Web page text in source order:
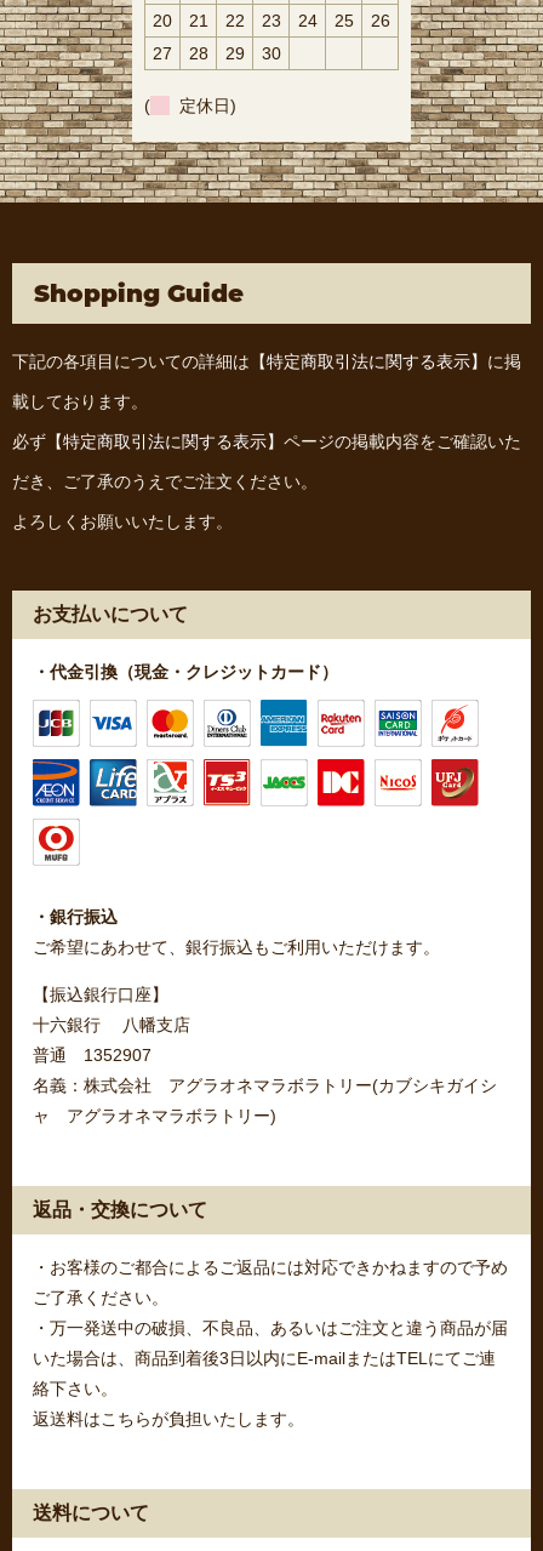
20 21 22 23 24 25
26
27
28 29 30
( 定休日)
Shopping Guide
下記の各項目についての詳細は 【特定商取引法に関する表示】 に掲
載しております。
必ず 【特定商取引法に関する表示】 ページの掲載内容をご確認いた
だき、ご了承のうえでご注文ください。
よろしくお願いいたします。
お支払いについて
・代金引換（現金・クレジットカード）
・銀行振込
ご希望にあわせて、銀行振込もご利用いただけます。
【振込銀行口座】
十六銀行 八幡支店
普通 1352907
名義：株式会社 アグラオネマラボラトリー(カブシキガイシ
ャ アグラオネマラボラトリー)
返品・交換について
・お客様のご都合によるご返品には対応できかねますので予め
ご了承ください。
・万一発送中の破損、不良品、あるいはご注文と違う商品が届
いた場合は、商品到着後3日以内にE-mailまたはTELにてご連
絡下さい。
返送料はこちらが負担いたします。
送料について